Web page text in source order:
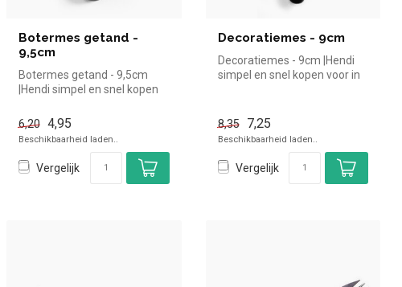
Botermes getand -
9,5cm
Botermes getand - 9,5cm
|Hendi simpel en snel kopen
6,20 4,95
Beschikbaarheid laden..
Vergelijk
Decoratiemes - 9cm
Decoratiemes - 9cm |Hendi
simpel en snel kopen voor in
8,35 7,25
Beschikbaarheid laden..
Vergelijk